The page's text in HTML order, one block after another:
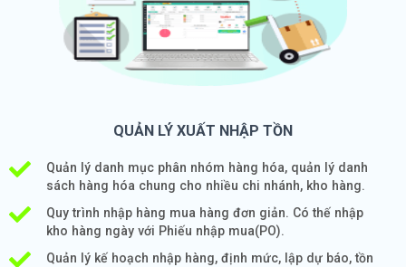
QUẢN LÝ XUẤT NHẬP TỒN
Quản lý danh mục phân nhóm hàng hóa, quản lý danh
sách hàng hóa chung cho nhiều chi nhánh, kho hàng.
Quy trình nhập hàng mua hàng đơn giản. Có thế nhập
kho hàng ngày với Phiếu nhập mua(PO).
Quản lý kế hoạch nhập hàng, định mức, lập dự báo, tồn